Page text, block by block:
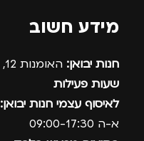
מידע חשוב
חנות יבואן: האומנות 12, נתניה.
שעות פעילות
לאיסוף עצמי חנות יבואן:
א-ה 09:00-17:30